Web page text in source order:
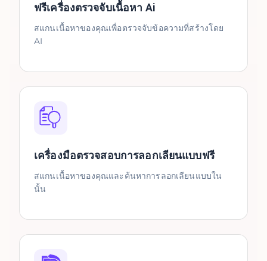
ฟรีเครื่องตรวจจับเนื้อหา Ai
สแกนเนื้อหาของคุณเพื่อตรวจจับข้อความที่สร้างโดย
AI
เครื่องมือตรวจสอบการลอกเลียนแบบฟรี
สแกนเนื้อหาของคุณและค้นหาการลอกเลียนแบบใน
นั้น